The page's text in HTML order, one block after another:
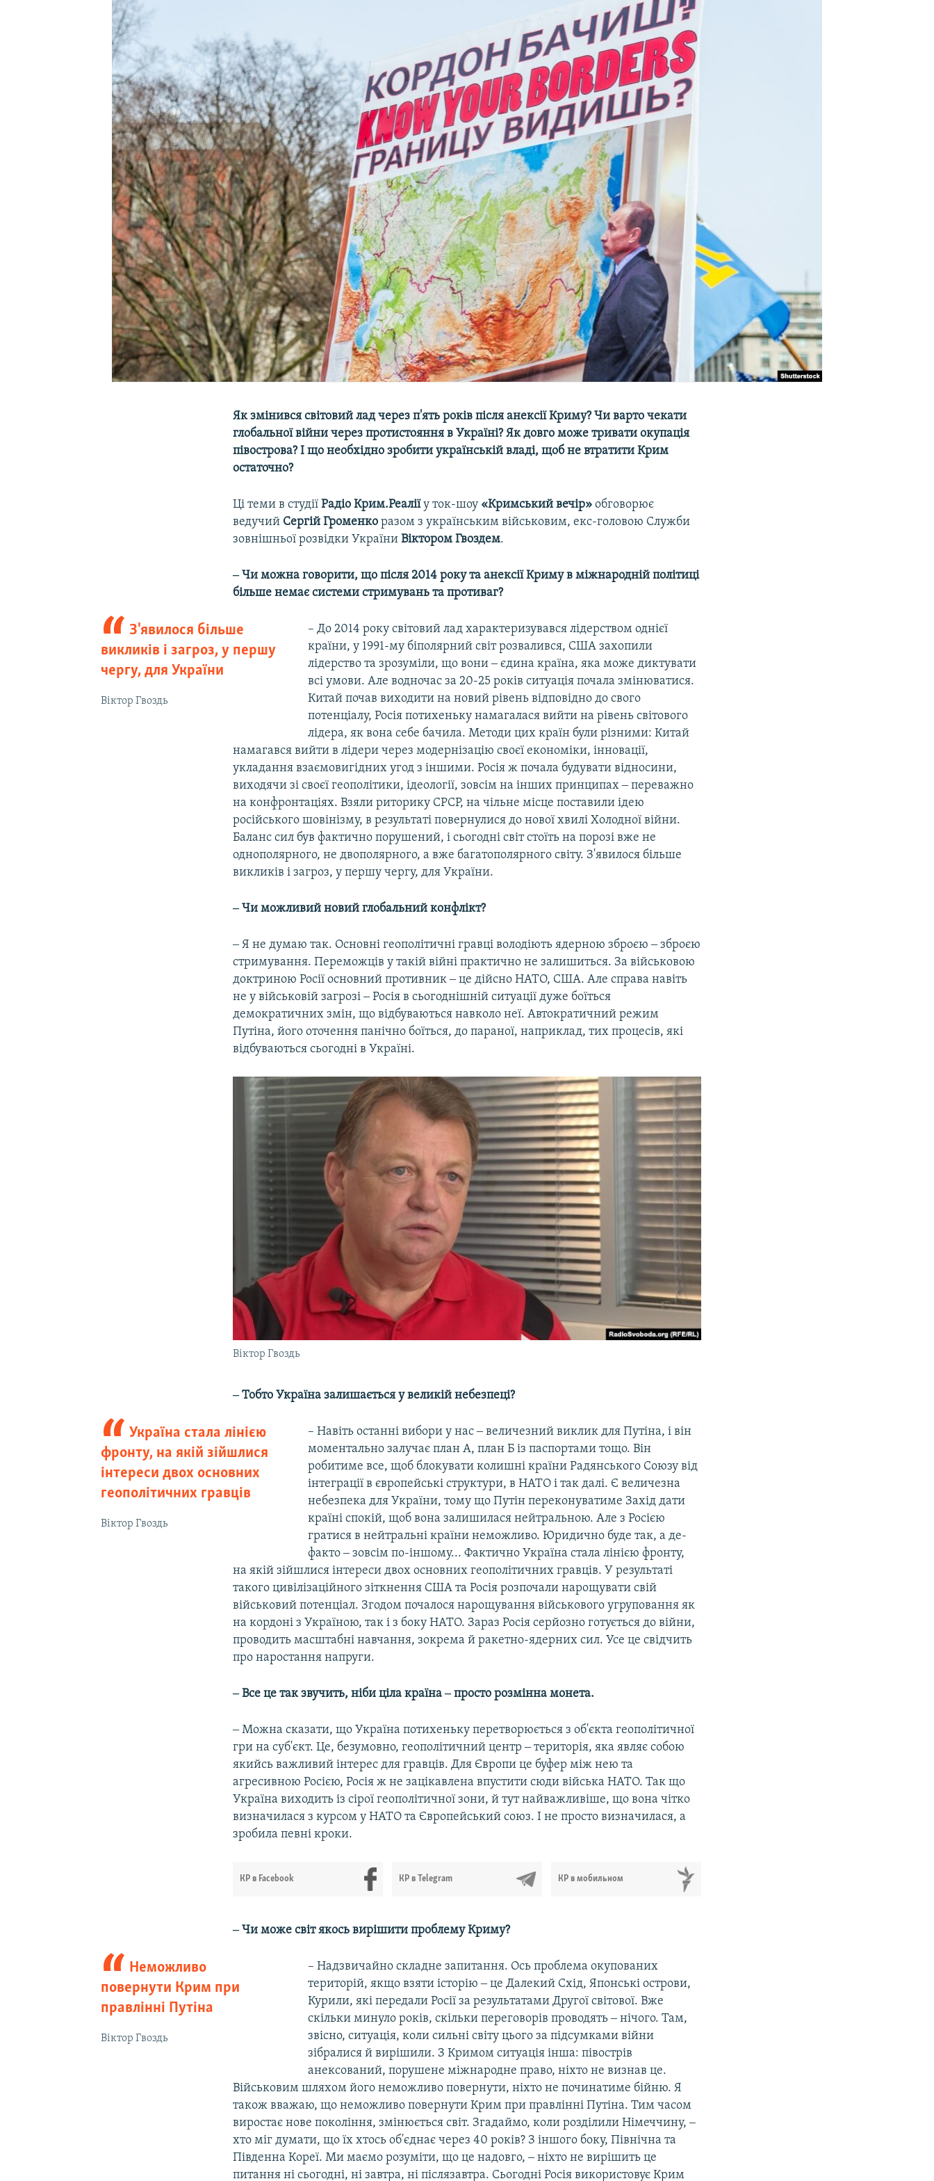
УКРАЇНСЬКА ПРОБЛЕМА КРИМУ
Як змінився світовий лад через п'ять років після анексії Криму? Чи варто чекати
глобальної війни через протистояння в Україні? Як довго може тривати окупація
півострова? І що необхідно зробити українській владі, щоб не втратити Крим
остаточно?
Ці теми в студіїРадіо Крим.Реаліїу ток-шоу «Кримський вечір»обговорює
ведучий Сергій Громенко разом з українським військовим, екс-головою Служби
зовнішньої розвідки УкраїниВіктором Гвоздем.
‒ Чи можна говорити, що після 2014 року та анексії Криму в міжнародній політиці
більше немає системи стримувань та противаг?
З'явилося більше
викликів і загроз, у першу
чергу, для України
Віктор Гвоздь
– До 2014 року світовий лад характеризувався лідерством однієї
країни, у 1991-му біполярний світ розвалився, США захопили
лідерство та зрозуміли, що вони ‒ єдина країна, яка може диктувати
всі умови. Але водночас за 20-25 років ситуація почала змінюватися.
Китай почав виходити на новий рівень відповідно до свого
потенціалу, Росія потихеньку намагалася вийти на рівень світового
лідера, як вона себе бачила. Методи цих країн були різними: Китай
намагався вийти в лідери через модернізацію своєї економіки, інновації,
укладання взаємовигідних угод з іншими. Росія ж почала будувати відносини,
виходячи зі своєї геополітики, ідеології, зовсім на інших принципах ‒ переважно
на конфронтаціях. Взяли риторику СРСР, на чільне місце поставили ідею
російського шовінізму, в результаті повернулися до нової хвилі Холодної війни.
Баланс сил був фактично порушений, і сьогодні світ стоїть на порозі вже не
однополярного, не двополярного, а вже багатополярного світу. З'явилося більше
викликів і загроз, у першу чергу, для України.
‒ Чи можливий новий глобальний конфлікт?
‒ Я не думаю так. Основні геополітичні гравці володіють ядерною зброєю ‒ зброєю
стримування. Переможців у такій війні практично не залишиться. За військовою
доктриною Росії основний противник ‒ це дійсно НАТО, США. Але справа навіть
не у військовій загрозі ‒ Росія в сьогоднішній ситуації дуже боїться
демократичних змін, що відбуваються навколо неї. Автократичний режим
Путіна, його оточення панічно боїться, до параної, наприклад, тих процесів, які
відбуваються сьогодні в Україні.
Віктор Гвоздь
‒ Тобто Україна залишається у великій небезпеці?
Україна стала лінією
фронту, на якій зійшлися
інтереси двох основних
геополітичних гравців
Віктор Гвоздь
– Навіть останні вибори у нас ‒ величезний виклик для Путіна, і він
моментально залучає план А, план Б із паспортами тощо. Він
робитиме все, щоб блокувати колишні країни Радянського Союзу від
інтеграції в європейські структури, в НАТО і так далі. Є величезна
небезпека для України, тому що Путін переконуватиме Захід дати
країні спокій, щоб вона залишилася нейтральною. Але з Росією
гратися в нейтральні країни неможливо. Юридично буде так, а де-
факто ‒ зовсім по-іншому... Фактично Україна стала лінією фронту,
на якій зійшлися інтереси двох основних геополітичних гравців. У результаті
такого цивілізаційного зіткнення США та Росія розпочали нарощувати свій
військовий потенціал. Згодом почалося нарощування військового угруповання як
на кордоні з Україною, так і з боку НАТО. Зараз Росія серйозно готується до війни,
проводить масштабні навчання, зокрема й ракетно-ядерних сил. Усе це свідчить
про наростання напруги.
‒ Все це так звучить, ніби ціла країна ‒ просто розмінна монета.
‒ Можна сказати, що Україна потихеньку перетворюється з об'єкта геополітичної
гри на суб'єкт. Це, безумовно, геополітичний центр ‒ територія, яка являє собою
якийсь важливий інтерес для гравців. Для Європи це буфер між нею та
агресивною Росією, Росія ж не зацікавлена впустити сюди війська НАТО. Так що
Україна виходить із сірої геополітичної зони, й тут найважливіше, що вона чітко
визначилася з курсом у НАТО та Європейський союз. І не просто визначилася, а
зробила певні кроки.
КР в Facebook КР в Telegram КР в мобильном
‒ Чи може світ якось вирішити проблему Криму?
Неможливо
повернути Крим при
правлінні Путіна
Віктор Гвоздь
– Надзвичайно складне запитання. Ось проблема окупованих
територій, якщо взяти історію ‒ це Далекий Схід, Японські острови,
Курили, які передали Росії за результатами Другої світової. Вже
скільки минуло років, скільки переговорів проводять ‒ нічого. Там,
звісно, ситуація, коли сильні світу цього за підсумками війни
зібралися й вирішили. З Кримом ситуація інша: півострів
анексований, порушене міжнародне право, ніхто не визнав це.
Військовим шляхом його неможливо повернути, ніхто не починатиме бійню. Я
також вважаю, що неможливо повернути Крим при правлінні Путіна. Тим часом
виростає нове покоління, змінюється світ. Згадаймо, коли розділили Німеччину, ‒
хто міг думати, що їх хтось об'єднає через 40 років? З іншого боку, Північна та
Південна Кореї. Ми маємо розуміти, що це надовго, ‒ ніхто не вирішить це
питання ні сьогодні, ні завтра, ні післязавтра. Сьогодні Росія використовує Крим